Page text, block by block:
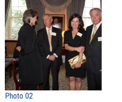
Photo 02